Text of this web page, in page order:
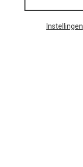
Instellingen